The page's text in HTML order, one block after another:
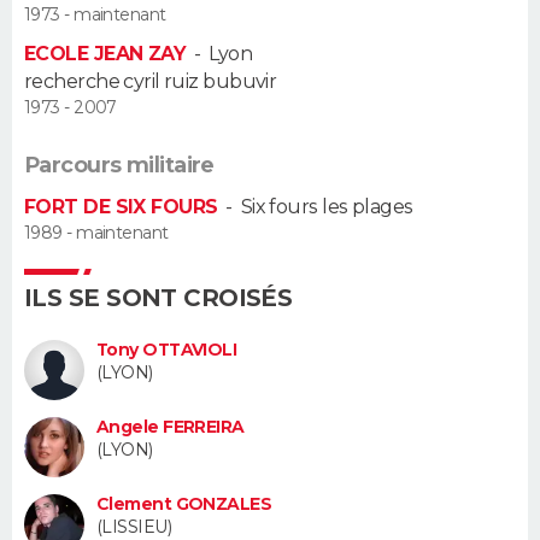
Alimentation
Guide de la santé
Maladies
Médicaments
Sommeil
VOYAGE
Destinations
City break
Voyage nature
Voyage de noces
Forum
Climat
+
PHOTO
GUIDES D'ACHAT
BONS PLANS
CARTE DE VOEUX
DICTIONNAIRE
Dictionnaire
Biographies
Citations
Expressions
Proverbes
PROGRAMME TV
COPAINS D'AVANT
S'inscrire
Se connecter
Lycées
Collèges
Primaires
Universités
Entreprises
Service militaire
Avis de recherche
AVIS DE DÉCÈS
1973 - maintenant
ECOLE JEAN ZAY- Lyon
recherche cyril ruiz bubuvir
1973 - 2007
Parcours militaire
FORT DE SIX FOURS - Six fours les plages
1989 - maintenant
ILS SE SONT CROISÉS
Tony OTTAVIOLI
(LYON)
Angele FERREIRA
(LYON)
Clement GONZALES
(LISSIEU)